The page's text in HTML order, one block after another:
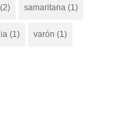
(2) samaritana(1)
(1) varón (1)